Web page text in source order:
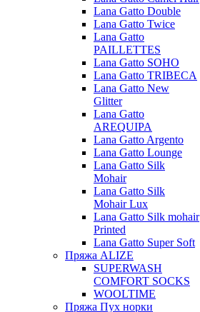
Lana Gatto Double
Lana Gatto Twice
Lana Gatto
PAILLETTES
Lana Gatto SOHO
Lana Gatto TRIBECA
Lana Gatto New
Glitter
Lana Gatto
AREQUIPA
Lana Gatto Argento
Lana Gatto Lounge
Lana Gatto Silk
Mohair
Lana Gatto Silk
Mohair Lux
Lana Gatto Silk mohair
Printed
Lana Gatto Super Soft
Пряжа ALIZE
SUPERWASH
COMFORT SOCKS
WOOLTIME
Пряжа Пух норки